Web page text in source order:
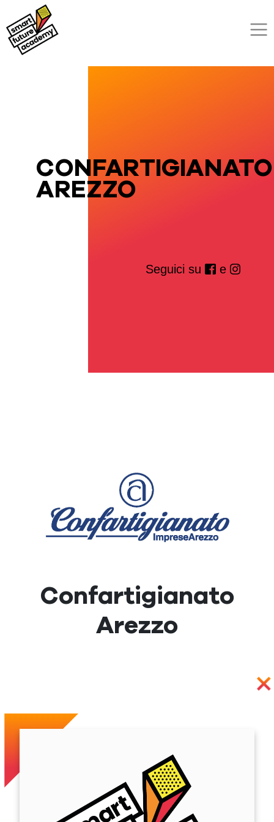
CONFARTIGIANATO
AREZZO
Seguici su e
Confartigianato
Arezzo